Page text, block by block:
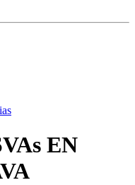
EN